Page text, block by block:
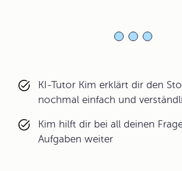
KI-Tutor Kim erklärt dir den
nochmal einfach und
Kim hilft dir bei all deinen
Aufgaben weiter